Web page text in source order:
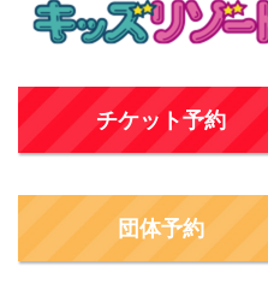
チケット予約
団体予約